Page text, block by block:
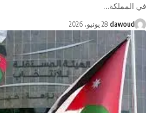
في المملكة…
dawoud 28 يونيو، 2026